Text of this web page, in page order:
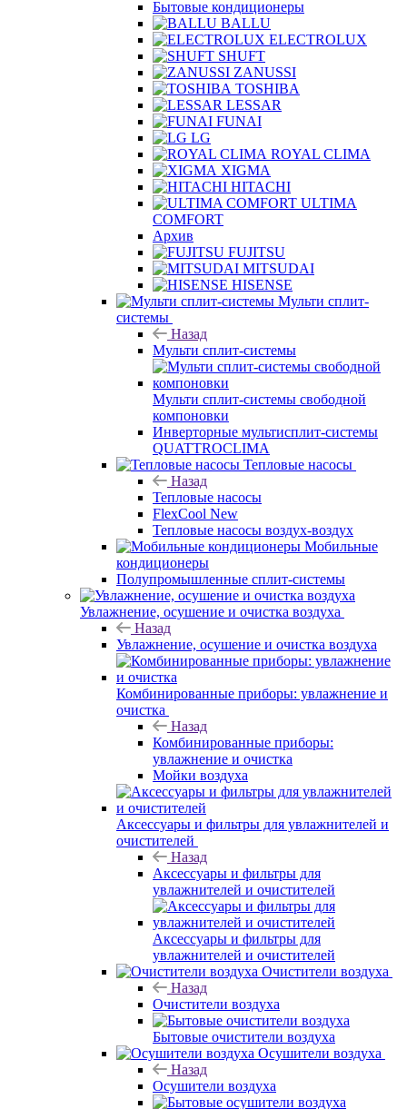
Бытовые кондиционеры
BALLU
ELECTROLUX
SHUFT
ZANUSSI
TOSHIBA
LESSAR
FUNAI
LG
ROYAL CLIMA
XIGMA
HITACHI
ULTIMA
COMFORT
Архив
FUJITSU
MITSUDAI
HISENSE
Мульти сплит-
системы
Назад
Мульти сплит-системы
Мульти сплит-системы свободной
компоновки
Инверторные мультисплит-системы
QUATTROCLIMA
Тепловые насосы
Назад
Тепловые насосы
FlexCool New
Тепловые насосы воздух-воздух
Мобильные
кондиционеры
Полупромышленные сплит-системы
Увлажнение, осушение и очистка воздуха
Назад
Увлажнение, осушение и очистка воздуха
Комбинированные приборы: увлажнение и
очистка
Назад
Комбинированные приборы:
увлажнение и очистка
Мойки воздуха
Аксессуары и фильтры для увлажнителей и
очистителей
Назад
Аксессуары и фильтры для
увлажнителей и очистителей
Аксессуары и фильтры для
увлажнителей и очистителей
Очистители воздуха
Назад
Очистители воздуха
Бытовые очистители воздуха
Осушители воздуха
Назад
Осушители воздуха